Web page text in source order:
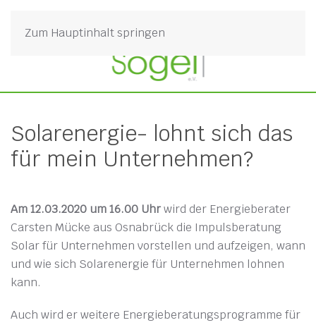
Zum Hauptinhalt springen
Solarenergie- lohnt sich das
für mein Unternehmen?
Am 12.03.2020 um 16.00 Uhrwird der Energieberater
Carsten Mücke aus Osnabrück die Impulsberatung
Solar für Unternehmen vorstellen und aufzeigen, wann
und wie sich Solarenergie für Unternehmen lohnen
kann.
Auch wird er weitere Energieberatungsprogramme für